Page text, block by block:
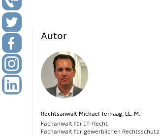
Autor
Rechtsanwalt Michael Terhaag, LL. M.
Fachanwalt für IT-Recht
Fachanwalt für gewerblichen Rechtsschutz